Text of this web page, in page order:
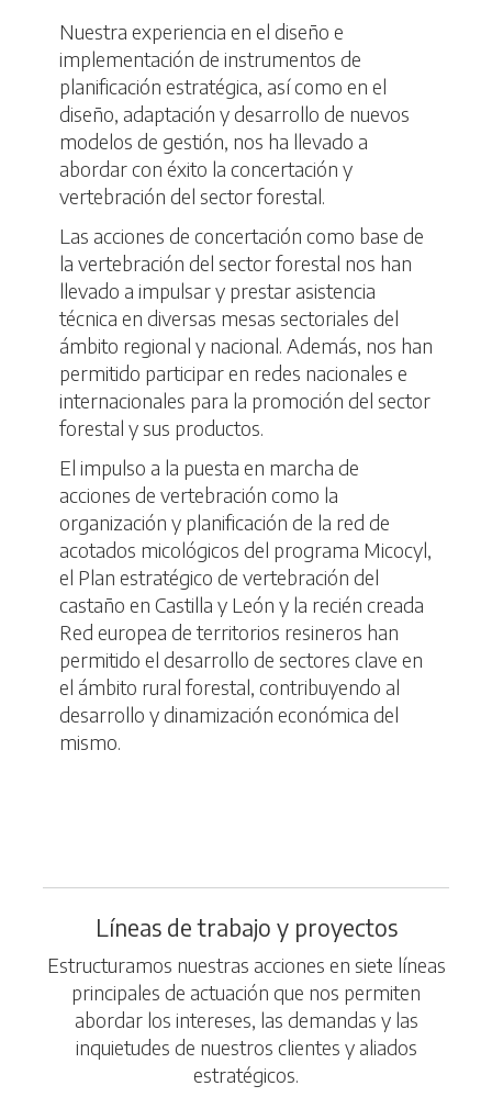
Nuestra experiencia en el diseño e
implementación de instrumentos de
planificación estratégica, así como en el
diseño, adaptación y desarrollo de nuevos
modelos de gestión, nos ha llevado a
abordar con éxito la concertación y
vertebración del sector forestal.
Las acciones de concertación como base de
la vertebración del sector forestal nos han
llevado a impulsar y prestar asistencia
técnica en diversas mesas sectoriales del
ámbito regional y nacional. Además, nos han
permitido participar en redes nacionales e
internacionales para la promoción del sector
forestal y sus productos.
El impulso a la puesta en marcha de
acciones de vertebración como la
organización y planificación de la red de
acotados micológicos del programa Micocyl,
el Plan estratégico de vertebración del
castaño en Castilla y León y la recién creada
Red europea de territorios resineros han
permitido el desarrollo de sectores clave en
el ámbito rural forestal, contribuyendo al
desarrollo y dinamización económica del
mismo.
Líneas de trabajo y proyectos
Estructuramos nuestras acciones en siete líneas
principales de actuación que nos permiten
abordar los intereses, las demandas y las
inquietudes de nuestros clientes y aliados
estratégicos.